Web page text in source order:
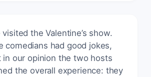
visited the Valentine’s show.
comedians had good jokes,
in our opinion the two hosts
the overall experience: they